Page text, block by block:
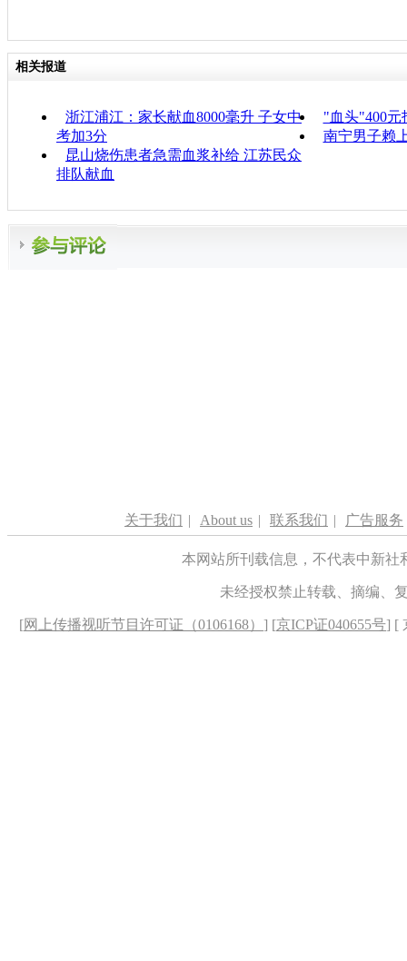
相关报道
浙江浦江：家长献血8000毫升 子女中
考加3分
"血头"400元
南宁男子赖
昆山烧伤患者急需血浆补给 江苏民众
排队献血
关于我们 | About us | 联系我们 | 广告服务
本网站所刊载信息，不代表中新
未经授权禁止转载、摘编、
[网上传播视听节目许可证（0106168） ] [京ICP证040655号] [